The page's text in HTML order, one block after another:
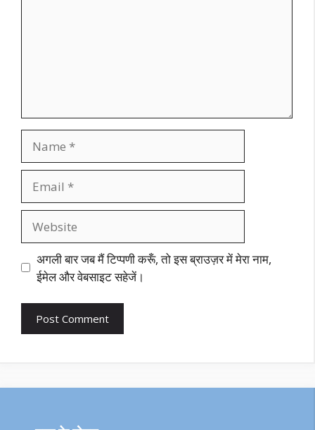
अगली बार जब मैं टिप्पणी करूँ, तो इस ब्राउज़र में मेरा नाम,
ईमेल और वेबसाइट सहेजें।